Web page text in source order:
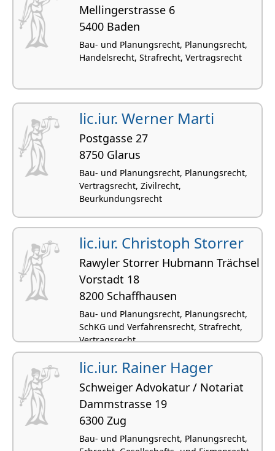
Mellingerstrasse 6
5400 Baden
Bau- und Planungsrecht, Planungsrecht,
Handelsrecht, Strafrecht, Vertragsrecht
lic.iur. Werner Marti
Postgasse 27
8750 Glarus
Bau- und Planungsrecht, Planungsrecht,
Vertragsrecht, Zivilrecht,
Beurkundungsrecht
lic.iur. Christoph Storrer
Rawyler Storrer Hubmann Trächsel
Vorstadt 18
8200 Schaffhausen
Bau- und Planungsrecht, Planungsrecht,
SchKG und Verfahrensrecht, Strafrecht,
Vertragsrecht
lic.iur. Rainer Hager
Schweiger Advokatur / Notariat
Dammstrasse 19
6300 Zug
Bau- und Planungsrecht, Planungsrecht,